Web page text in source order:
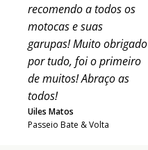
recomendo a todos os
motocas e suas
garupas! Muito obrigado
por tudo, foi o primeiro
de muitos! Abraço as
todos!
Uiles Matos
Passeio Bate & Volta